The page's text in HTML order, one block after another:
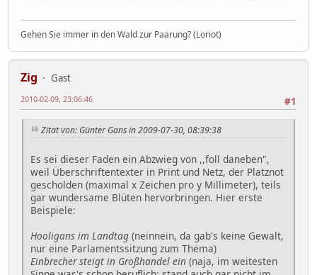
Gehen Sie immer in den Wald zur Paarung? (Loriot)
Zig
Gast
#1
2010-02-09, 23:06:46
Zitat von: Günter Gans in 2009-07-30, 08:39:38
Es sei dieser Faden ein Abzwieg von ,,foll daneben",
weil Überschriftentexter in Print und Netz, der Platznot
gescholden (maximal x Zeichen pro y Millimeter), teils
gar wundersame Blüten hervorbringen. Hier erste
Beispiele:
Hooligans im Landtag (neinnein, da gab's keine Gewalt,
nur eine Parlamentssitzung zum Thema)
Einbrecher steigt in Großhandel ein (naja, im weitesten